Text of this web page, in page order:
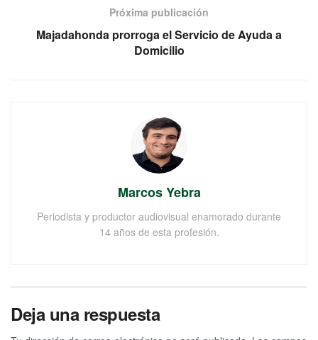
Próxima publicación
Majadahonda prorroga el Servicio de Ayuda a
Domicilio
Marcos Yebra
Periodista y productor audiovisual enamorado durante
14 años de esta profesión.
Deja una respuesta